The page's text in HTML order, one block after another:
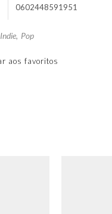
0602448591951
Indie, Pop
aos favoritos